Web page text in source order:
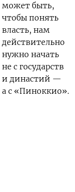
может быть,
чтобы понять
власть, нам
действительно
нужно начать
не с государств
и династий —
а с «Пиноккио».